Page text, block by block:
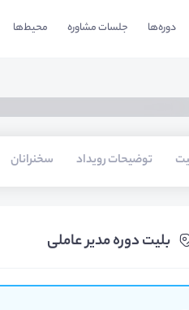
دوره‌ها جلسات مشاوره محیط‌ها
توضیحات رویداد سخنرانان
بلیت‌ دوره مدیر عاملی